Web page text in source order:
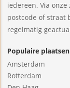
iedereen. Via
postcode of straat
regelmatig
Populaire plaatsen
Amsterdam
Rotterdam